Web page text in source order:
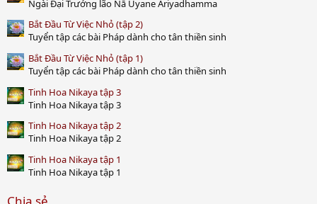
Ngài Đại Trưởng lão Nā Uyane Ariyadhamma
Bắt Đầu Từ Việc Nhỏ (tập 2)
Tuyển tập các bài Pháp dành cho tân thiền sinh
Bắt Đầu Từ Việc Nhỏ (tập 1)
Tuyển tập các bài Pháp dành cho tân thiền sinh
Tinh Hoa Nikaya tập 3
Tinh Hoa Nikaya tập 3
Tinh Hoa Nikaya tập 2
Tinh Hoa Nikaya tập 2
Tinh Hoa Nikaya tập 1
Tinh Hoa Nikaya tập 1